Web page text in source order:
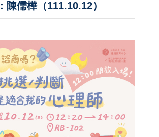
陳儒樺（111.10.12）